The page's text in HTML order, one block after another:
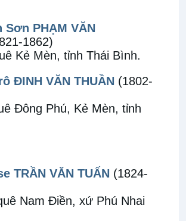
Sơn PHẠM VĂN
1862)
Kẻ Mèn, tỉnh Thái Bình.
ĐINH VĂN THUẦN (1802-
Đông Phú, Kẻ Mèn, tỉnh
TRẦN VĂN TUẤN (1824-
Nam Điền, xứ Phú Nhai